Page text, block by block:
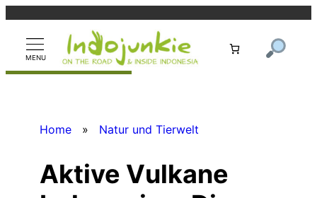
springen
Home » Natur und Tierwelt
Aktive Vulkane